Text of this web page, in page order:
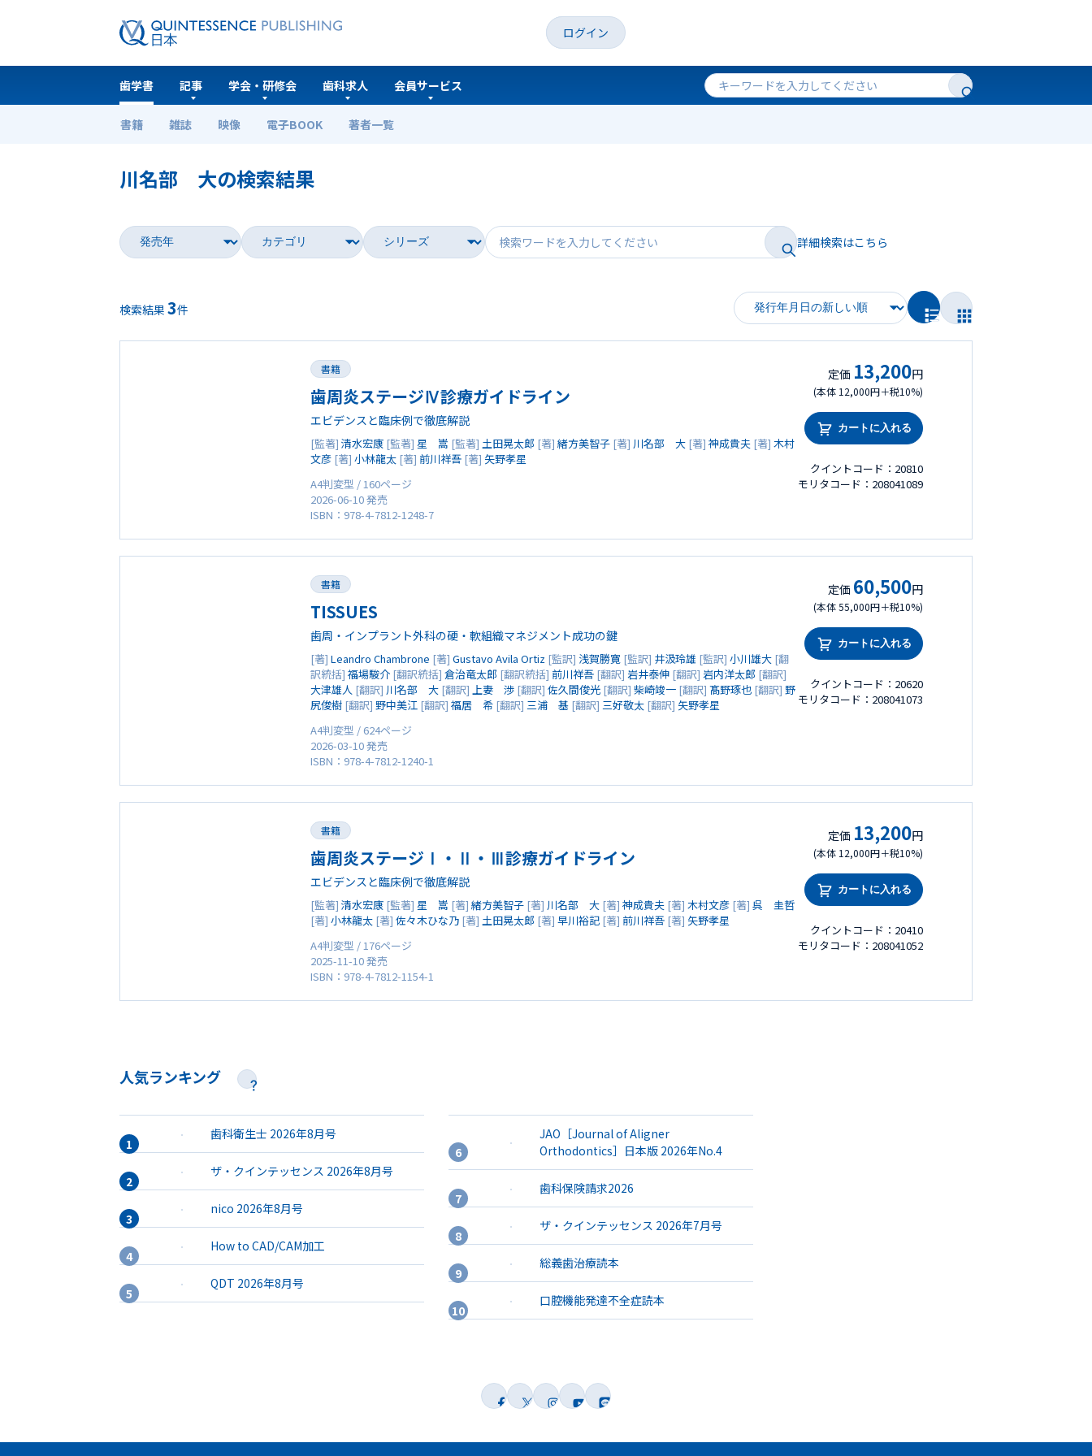
ログイン
歯学書
書籍 雑誌 映像 電子BOOK 著者一覧
記事 学会・研修会 歯科求人 会員サービス
ホーム 歯学書
川名部 大の検索結果
詳細検索はこちら
検索結果 3件
書籍
歯周炎ステージⅣ診療ガイドライン
エビデンスと臨床例で徹底解説
[監著] 清水宏康 [監著] 星 嵩 [監著] 土田晃太郎 [著] 緒方美智子 [著] 川名部 大 [著] 神成貴夫 [著] 木村
文彦 [著] 小林龍太 [著] 前川祥吾 [著] 矢野孝星
A4判変型 / 160ページ
2026-06-10 発売
ISBN：978-4-7812-1248-7
定価 13,200円
(本体 12,000円＋税10%)
カートに入れる
クイントコード：20810
モリタコード：208041089
書籍
TISSUES
歯周・インプラント外科の硬・軟組織マネジメント成功の鍵
[著] Leandro Chambrone [著] Gustavo Avila Ortiz [監訳] 浅賀勝寛 [監訳] 井汲玲雄 [監訳] 小川雄大 [翻
訳統括] 福場駿介 [翻訳統括] 倉治竜太郎 [翻訳統括] 前川祥吾 [翻訳] 岩井泰伸 [翻訳] 岩内洋太郎 [翻訳]
大津雄人 [翻訳] 川名部 大 [翻訳] 上妻 渉 [翻訳] 佐久間俊光 [翻訳] 柴崎竣一 [翻訳] 髙野琢也 [翻訳] 野
尻俊樹 [翻訳] 野中美江 [翻訳] 福居 希 [翻訳] 三浦 基 [翻訳] 三好敬太 [翻訳] 矢野孝星
A4判変型 / 624ページ
2026-03-10 発売
ISBN：978-4-7812-1240-1
定価 60,500円
(本体 55,000円＋税10%)
カートに入れる
クイントコード：20620
モリタコード：208041073
書籍
歯周炎ステージⅠ・Ⅱ・Ⅲ診療ガイドライン
エビデンスと臨床例で徹底解説
[監著] 清水宏康 [監著] 星 嵩 [著] 緒方美智子 [著] 川名部 大 [著] 神成貴夫 [著] 木村文彦 [著] 呉 圭哲
[著] 小林龍太 [著] 佐々木ひな乃 [著] 土田晃太郎 [著] 早川裕記 [著] 前川祥吾 [著] 矢野孝星
A4判変型 / 176ページ
2025-11-10 発売
ISBN：978-4-7812-1154-1
定価 13,200円
(本体 12,000円＋税10%)
カートに入れる
クイントコード：20410
モリタコード：208041052
人気ランキング
歯科衛生士 2026年8月号
ザ・クインテッセンス 2026年8月号
nico 2026年8月号
How to CAD/CAM加工
QDT 2026年8月号
JAO［Journal of Aligner
Orthodontics］日本版 2026年No.4
歯科保険請求2026
ザ・クインテッセンス 2026年7月号
総義歯治療読本
口腔機能発達不全症読本